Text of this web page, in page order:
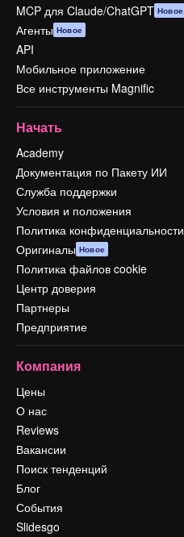
MCP для Claude/ChatGPT Новое
Агенты Новое
API
Мобильное приложение
Все инструменты Magnific
Начать
Academy
Документация по Пакету ИИ
Служба поддержки
Условия и положения
Политика конфиденциальности
Оригиналы Новое
Политика файлов cookie
Центр доверия
Партнеры
Предприятие
Компания
Цены
О нас
Reviews
Вакансии
Поиск тенденций
Блог
События
Slidesgo